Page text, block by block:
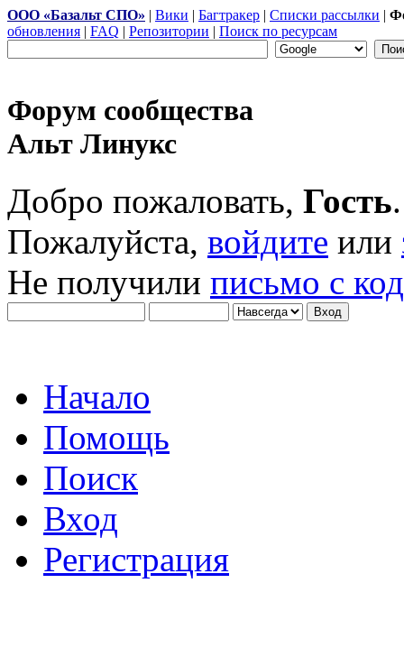
ООО «Базальт СПО» | Вики | Багтракер | Списки рассылки |
обновления | FAQ | Репозитории | Поиск по ресурсам
Форум сообщества
Альт Линукс
Добро пожаловать, Гость.
Пожалуйста, войдите или
Не получили письмо с
Начало
Помощь
Поиск
Вход
Регистрация